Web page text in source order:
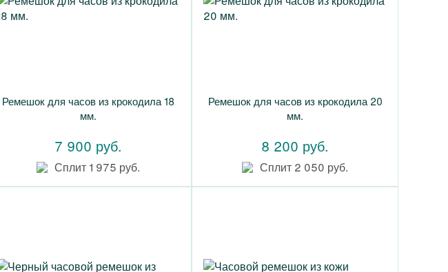
Ремешок для часов из крокодила 18
мм.
7 900 руб.
Сплит 1 975 руб.
Ремешок для часов из крокодила 20
мм.
8 200 руб.
Сплит 2 050 руб.